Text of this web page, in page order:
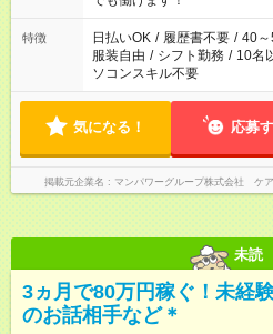
短時間・短期間の就業はご案
特徴 日払いOK / 履歴書不要 / 40～
服装自由 / シフト勤務 / 10名
ソコンスキル不要
気になる！ 応募
掲載元企業名 マンパワーグループ株式会社 ケ
未読
3ヵ月で80万円稼ぐ！未経
のお話相手など＊